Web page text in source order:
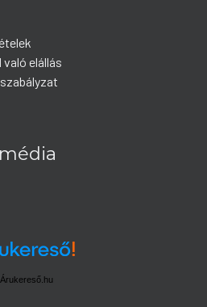
elállás
Árukereső.hu